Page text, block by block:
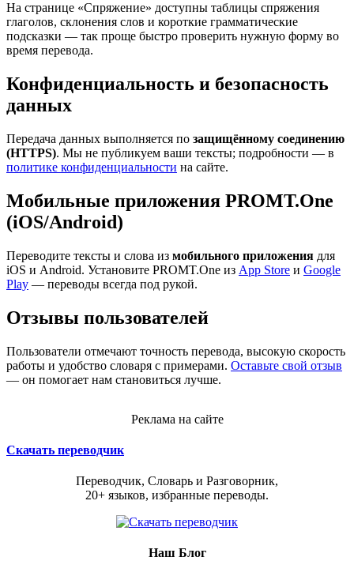
На странице «Спряжение» доступны таблицы спряжения
глаголов, склонения слов и короткие грамматические
подсказки — так проще быстро проверить нужную форму во
время перевода.
Конфиденциальность и безопасность
данных
Передача данных выполняется по защищённому соединению
(HTTPS). Мы не публикуем ваши тексты; подробности — в
политике конфиденциальности на сайте.
Мобильные приложения PROMT.One
(iOS/Android)
Переводите тексты и слова из мобильного приложения для
iOS и Android. Установите PROMT.One из App Store и Google
Play — переводы всегда под рукой.
Отзывы пользователей
Пользователи отмечают точность перевода, высокую скорость
работы и удобство словаря с примерами. Оставьте свой отзыв
— он помогает нам становиться лучше.
Реклама на сайте
Скачать переводчик
Переводчик, Словарь и Разговорник,
20+ языков, избранные переводы.
Наш Блог